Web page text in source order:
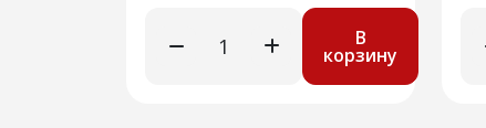
В
корзину